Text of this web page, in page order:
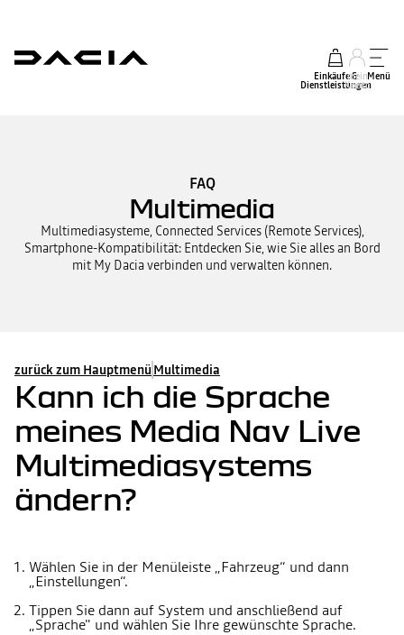
Einkäufe &
Dienstleistungen
mein
Konto
Menü
FAQ
Multimedia
Multimediasysteme, Connected Services (Remote Services),
Smartphone-Kompatibilität: Entdecken Sie, wie Sie alles an Bord
mit My Dacia verbinden und verwalten können.
zurück zum Hauptmenü Multimedia
Kann ich die Sprache
meines Media Nav Live
Multimediasystems
ändern?
Wählen Sie in der Menüleiste „Fahrzeug“ und dann
„Einstellungen“.
Tippen Sie dann auf System und anschließend auf
„Sprache" und wählen Sie Ihre gewünschte Sprache.